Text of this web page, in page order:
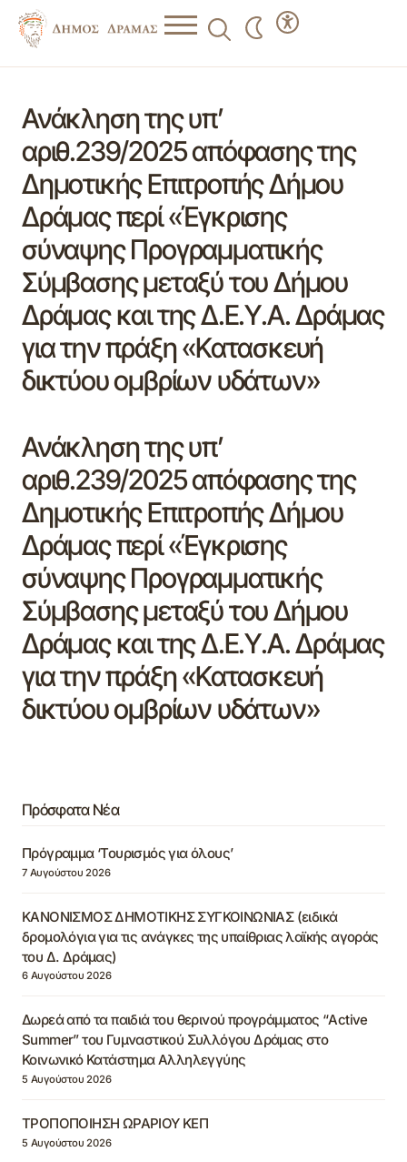
Ανάκληση της υπ’
αριθ.239/2025 απόφασης της
Δημοτικής Επιτροπής Δήμου
Δράμας περί «Έγκρισης
σύναψης Προγραμματικής
Σύμβασης μεταξύ του Δήμου
Δράμας και της Δ.Ε.Υ.Α. Δράμας
για την πράξη «Κατασκευή
δικτύου ομβρίων υδάτων»
Ανάκληση της υπ’
αριθ.239/2025 απόφασης της
Δημοτικής Επιτροπής Δήμου
Δράμας περί «Έγκρισης
σύναψης Προγραμματικής
Σύμβασης μεταξύ του Δήμου
Δράμας και της Δ.Ε.Υ.Α. Δράμας
για την πράξη «Κατασκευή
δικτύου ομβρίων υδάτων»
Πρόσφατα Νέα
Πρόγραμμα ‘Τουρισμός για όλους’
7 Αυγούστου 2026
ΚΑΝΟΝΙΣΜΟΣ ΔΗΜΟΤΙΚΗΣ ΣΥΓΚΟΙΝΩΝΙΑΣ (ειδικά
δρομολόγια για τις ανάγκες της υπαίθριας λαϊκής αγοράς
του Δ. Δράμας)
6 Αυγούστου 2026
Δωρεά από τα παιδιά του θερινού προγράμματος “Active
Summer” του Γυμναστικού Συλλόγου Δράμας στο
Κοινωνικό Κατάστημα Αλληλεγγύης
5 Αυγούστου 2026
ΤΡΟΠΟΠΟΙΗΣΗ ΩΡΑΡΙΟΥ ΚΕΠ
5 Αυγούστου 2026